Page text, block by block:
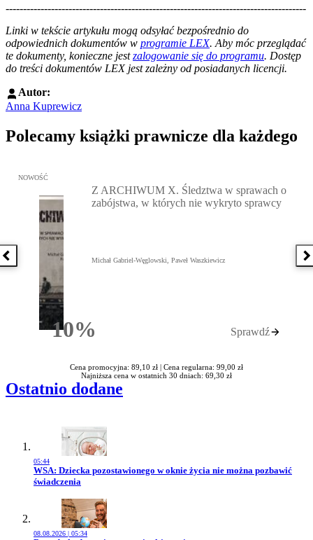
--------------------------------------------------------------------------------------
Linki w tekście artykułu mogą odsyłać bezpośrednio do
odpowiednich dokumentów w programie LEX. Aby móc przeglądać
te dokumenty, konieczne jestzalogowanie się do programu. Dostęp
do treści dokumentów LEX jest zależny od posiadanych licencji.
Autor:
Anna Kuprewicz
Polecamy książki prawnicze dla każdego
Poprzednia książka
Przejdź do: Z ARCHIWUM X. Śledztwa w sprawach o
NOWOŚĆ
10%Rabatu
Z ARCHIWUM X. Śledztwa w sprawach o
zabójstwa, w których nie wykryto sprawcy
Michał Gabriel-Węglowski, Paweł Waszkiewicz
Sprawdź
Cena promocyjna: 89,10 zł | Cena regularna: 99,00 zł
Najniższa cena w ostatnich 30 dniach: 69,30 zł
Ostatnio dodane
05:44
Przejdź do artykułu:
WSA: Dziecka pozostawionego w oknie życia nie można pozbawić
świadczenia
08.08.2026 | 05:34